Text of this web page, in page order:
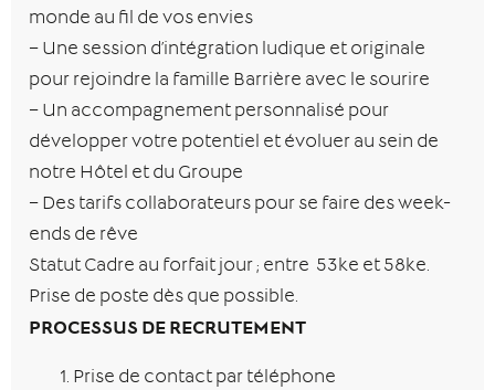
monde au fil de vos envies
– Une session d’intégration ludique et originale
pour rejoindre la famille Barrière avec le sourire
– Un accompagnement personnalisé pour
développer votre potentiel et évoluer au sein de
notre Hôtel et du Groupe
– Des tarifs collaborateurs pour se faire des week-
ends de rêve
Statut Cadre au forfait jour ; entre 53ke et 58ke.
Prise de poste dès que possible.
PROCESSUS DE RECRUTEMENT
Prise de contact par téléphone